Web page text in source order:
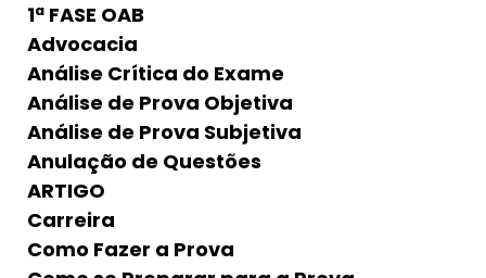
1ª FASE OAB
Advocacia
Análise Crítica do Exame
Análise de Prova Objetiva
Análise de Prova Subjetiva
Anulação de Questões
ARTIGO
Carreira
Como Fazer a Prova